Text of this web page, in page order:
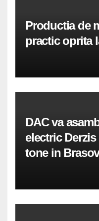
Productia de
practic oprita
DAC va
electric Derzis
tone in